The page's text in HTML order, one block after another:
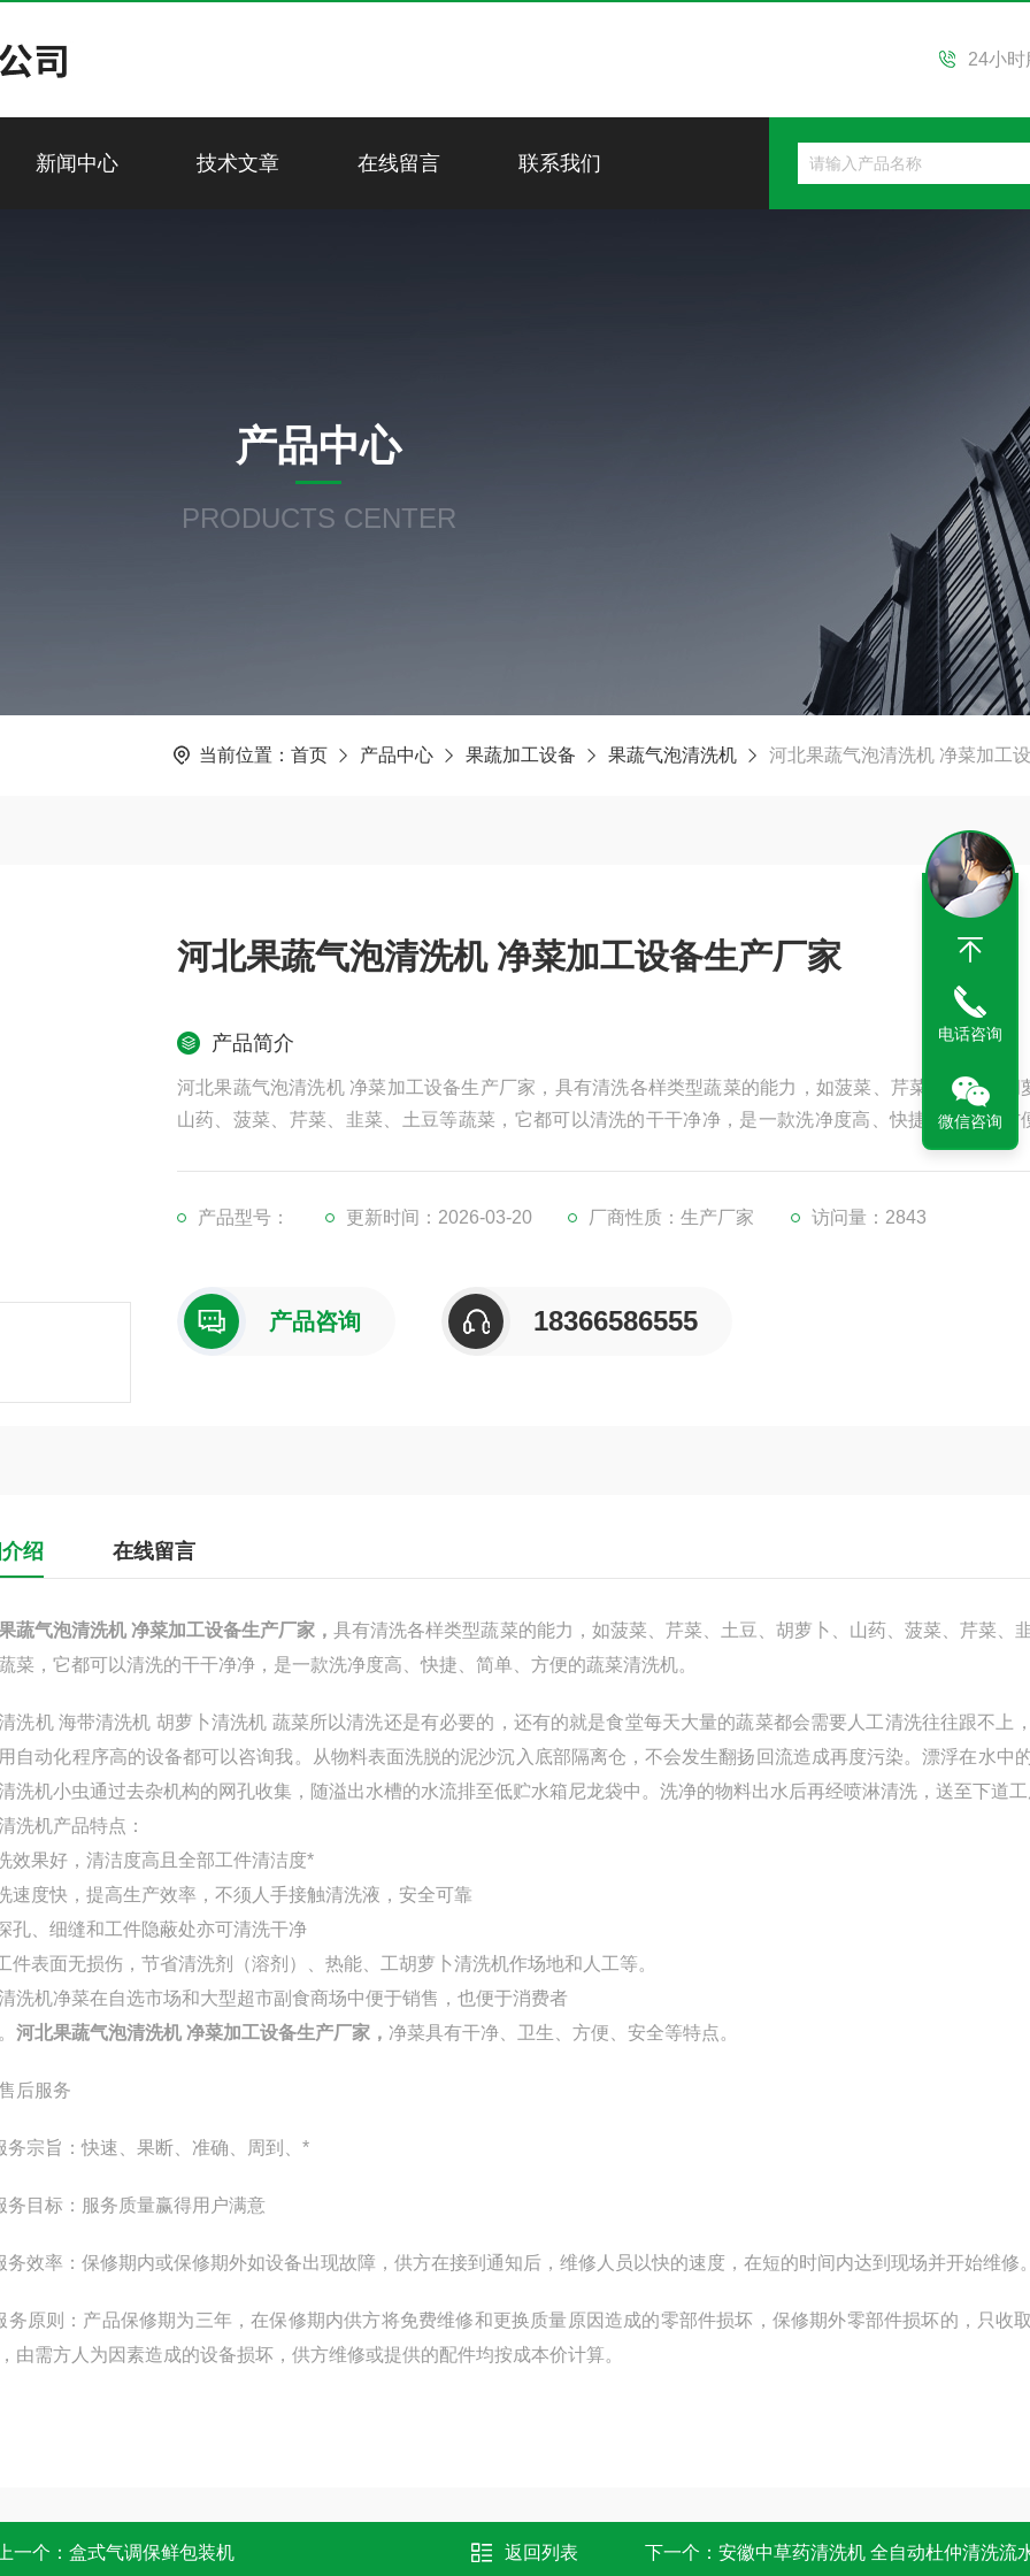
24小
新闻中心 技术文章 在线留言 联系我们
产品中心
PRODUCTS CENTER
当前位置： 首页 产品中心 果蔬加工设备 果蔬气泡清洗机 河北果蔬气泡清洗机 净菜加工
河北果蔬气泡清洗机 净菜加工设备生产厂家
产品简介
河北果蔬气泡清洗机 净菜加工设备生产厂家，具有清洗各样类型蔬菜的能力，如菠菜、芹菜、土豆、胡
山药、菠菜、芹菜、韭菜、土豆等蔬菜，它都可以清洗的干干净净，是一款洗净度高、快捷、简单、方
产品型号： 更新时间：2026-03-20 厂商性质：生产厂家 访问量：2843
产品咨询 18366586555
绍 在线留言
蔬气泡清洗机 净菜加工设备生产厂家 ，具有清洗各样类型蔬菜的能力，如菠菜、芹菜、土豆、胡萝卜、山药、菠菜、芹菜、
菜，它都可以清洗的干干净净，是一款洗净度高、快捷、简单、方便的蔬菜清洗机。
洗机 海带清洗机 胡萝卜清洗机 蔬菜所以清洗还是有必要的，还有的就是食堂每天大量的蔬菜都会需要人工清洗往往跟不上
自动化程序高的设备都可以咨询我。从物料表面洗脱的泥沙沉入底部隔离仓，不会发生翻扬回流造成再度污染。漂浮在水中
洗机小虫通过去杂机构的网孔收集，随溢出水槽的水流排至低贮水箱尼龙袋中。洗净的物料出水后再经喷淋清洗，送至下道
洗机产品特点：
效果好，清洁度高且全部工件清洁度*
速度快，提高生产效率，不须人手接触清洗液，安全可靠
孔、细缝和工件隐蔽处亦可清洗干净
件表面无损伤，节省清洗剂（溶剂）、热能、工胡萝卜清洗机作场地和人工等。
洗机净菜在自选市场和大型超市副食商场中便于销售，也便于消费者
河北果蔬气泡清洗机 净菜加工设备生产厂家 ， 净菜具有干净、卫生、方便、安全等特点。
后服务
务宗旨：快速、果断、准确、周到、*
务目标：服务质量赢得用户满意
务效率：保修期内或保修期外如设备出现故障，供方在接到通知后，维修人员以快的速度，在短的时间内达到现场并开始维修
务原则：产品保修期为三年，在保修期内供方将免费维修和更换质量原因造成的零部件损坏，保修期外零部件损坏的，只收
由需方人为因素造成的设备损坏，供方维修或提供的配件均按成本价计算。
一个： 盒式气调保鲜包装机 返回列表 下一个： 安徽中草药清洗机 全自动杜仲清洗流
电话咨询
微信咨询